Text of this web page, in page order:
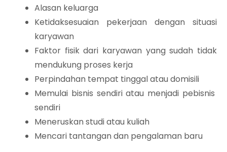
Alasan keluarga
Ketidaksesuaian pekerjaan dengan situasi
karyawan
Faktor fisik dari karyawan yang sudah tidak
mendukung proses kerja
Perpindahan tempat tinggal atau domisili
Memulai bisnis sendiri atau menjadi pebisnis
sendiri
Meneruskan studi atau kuliah
Mencari tantangan dan pengalaman baru